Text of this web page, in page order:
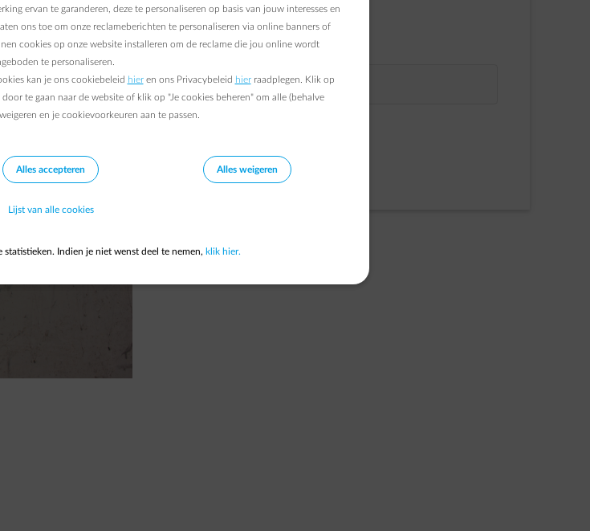
29/05/2019| 2 min.
ervan te garanderen, deze te personaliseren op basis van jouw interesses en
ons toe om onze reclameberichten te personaliseren via online banners of
cookies op onze website installeren om de reclame die jou online wordt
te personaliseren.
kan je ons cookiebeleid hieren ons Privacybeleid hierraadplegen. Klik op
te gaan naar de website of klik op "Je cookies beheren" om alle (behalve
en je cookievoorkeuren aan te passen.
Alles accepteren Alles weigeren
Lijst van alle cookies
statistieken. Indien je niet wenst deel te nemen, klik hier.